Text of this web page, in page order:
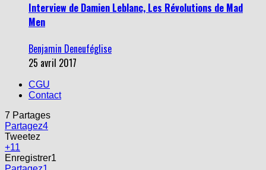
Interview de Damien Leblanc, Les Révolutions de Mad
Men
Benjamin Deneuféglise
25 avril 2017
CGU
Contact
7 Partages
Partagez4
Tweetez
+11
Enregistrer1